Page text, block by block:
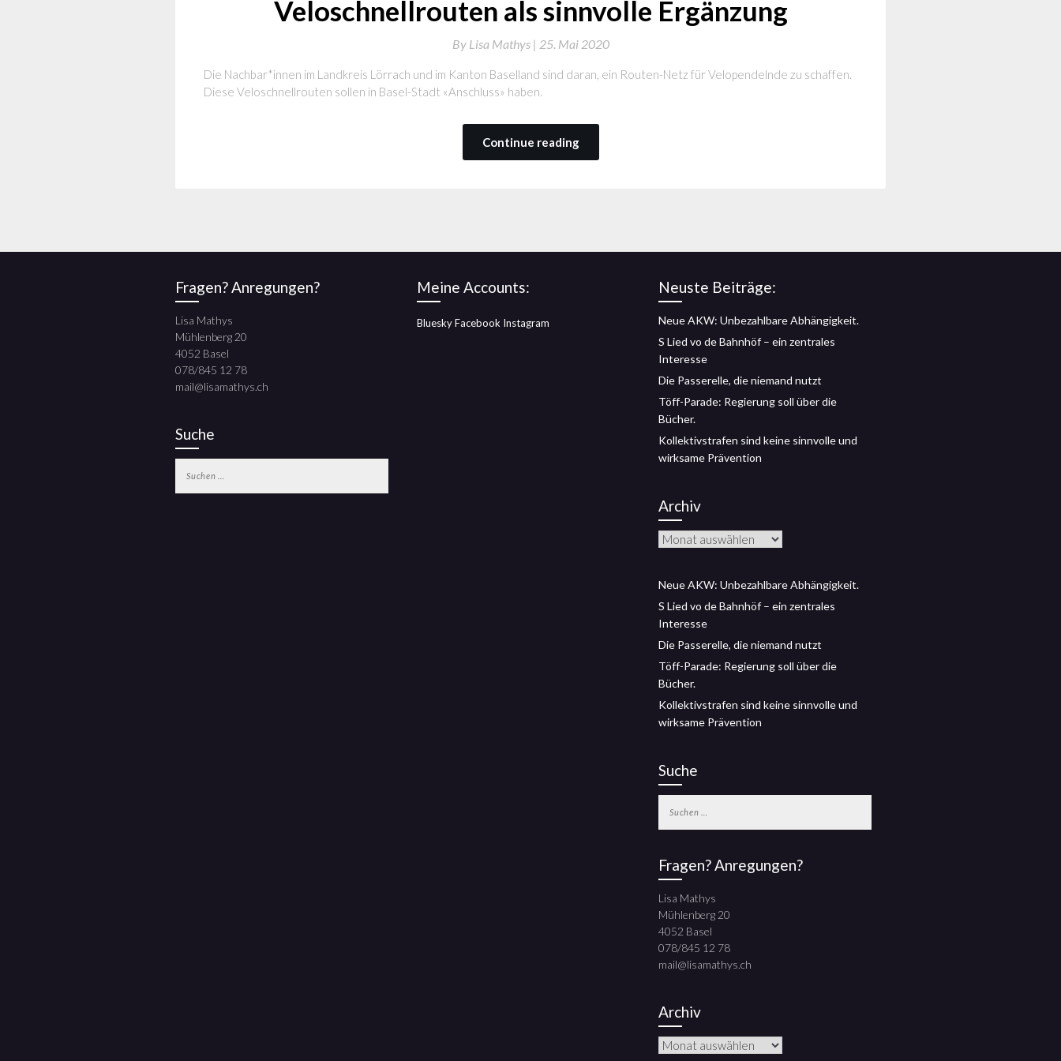
Veloschnellrouten als sinnvolle Ergänzung
By Lisa Mathys | 25. Mai 2020
Die Nachbar*innen im Landkreis Lörrach und im Kanton Baselland sind daran, ein Routen-Netz für Velopendelnde zu schaffen.
Diese Veloschnellrouten sollen in Basel-Stadt «Anschluss» haben.
Continue reading
Fragen? Anregungen?
Lisa Mathys
Mühlenberg 20
4052 Basel
078/845 12 78
mail@lisamathys.ch
Suche
nach:
Meine Accounts:
BlueskyFacebook Instagram
Neuste Beiträge:
Neue AKW: Unbezahlbare Abhängigkeit.
S Lied vo de Bahnhöf – ein zentrales
Interesse
Die Passerelle, die niemand nutzt
Töff-Parade: Regierung soll über die
Bücher.
Kollektivstrafen sind keine sinnvolle und
wirksame Prävention
Archiv
Archiv
Neue AKW: Unbezahlbare Abhängigkeit.
S Lied vo de Bahnhöf – ein zentrales
Interesse
Die Passerelle, die niemand nutzt
Töff-Parade: Regierung soll über die
Bücher.
Kollektivstrafen sind keine sinnvolle und
wirksame Prävention
Suche
nach:
Fragen? Anregungen?
Lisa Mathys
Mühlenberg 20
4052 Basel
078/845 12 78
mail@lisamathys.ch
Archiv
Archiv